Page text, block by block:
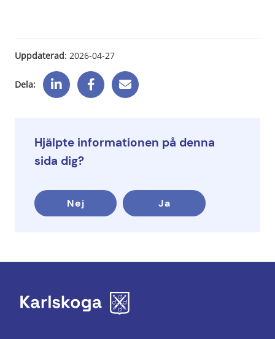
Uppdaterad: 2026-04-27
Dela:
Hjälpte informationen på denna
sida dig?
Nej Ja